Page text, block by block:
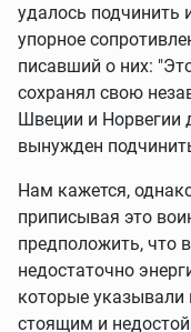
удалось подчинить
упорное
писавший о них:
сохранял свою
Швеции и Норвегии
вынужден
Нам кажется,
приписывая это
предположить, что
недостаточно
которые
стоящим и